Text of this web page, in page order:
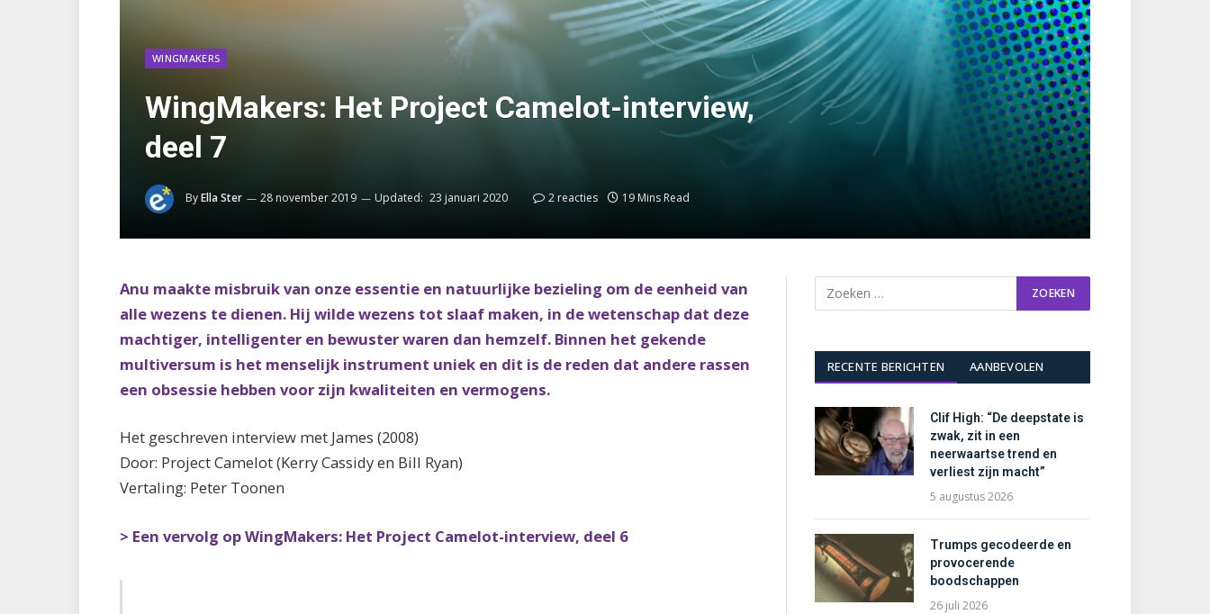
WINGMAKERS
WingMakers: Het Project Camelot-interview,
deel 7
ByElla Ster 28 november 2019 Updated: 23 januari 2020 2 reacties 19 Mins Read
Anu maakte misbruik van onze essentie en natuurlijke bezieling om de eenheid van
alle wezens te dienen. Hij wilde wezens tot slaaf maken, in de wetenschap dat deze
machtiger, intelligenter en bewuster waren dan hemzelf. Binnen het gekende
multiversum is het menselijk instrument uniek en dit is de reden dat andere rassen
een obsessie hebben voor zijn kwaliteiten en vermogens.
Het geschreven interview met James (2008)
Door: Project Camelot (Kerry Cassidy en Bill Ryan)
Vertaling: Peter Toonen
> Een vervolg op WingMakers: Het Project Camelot-interview, deel 6
RECENTE BERICHTEN AANBEVOLEN
Clif High: “De deepstate is
zwak, zit in een
neerwaartse trend en
verliest zijn macht”
5 augustus 2026
Trumps gecodeerde en
provocerende
boodschappen
26 juli 2026